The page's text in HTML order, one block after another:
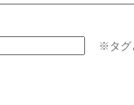
※タグ